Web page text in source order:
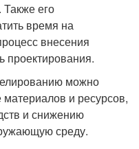
его
время на
внесения
проектирования.
можно
и ресурсов,
и снижению
среду.